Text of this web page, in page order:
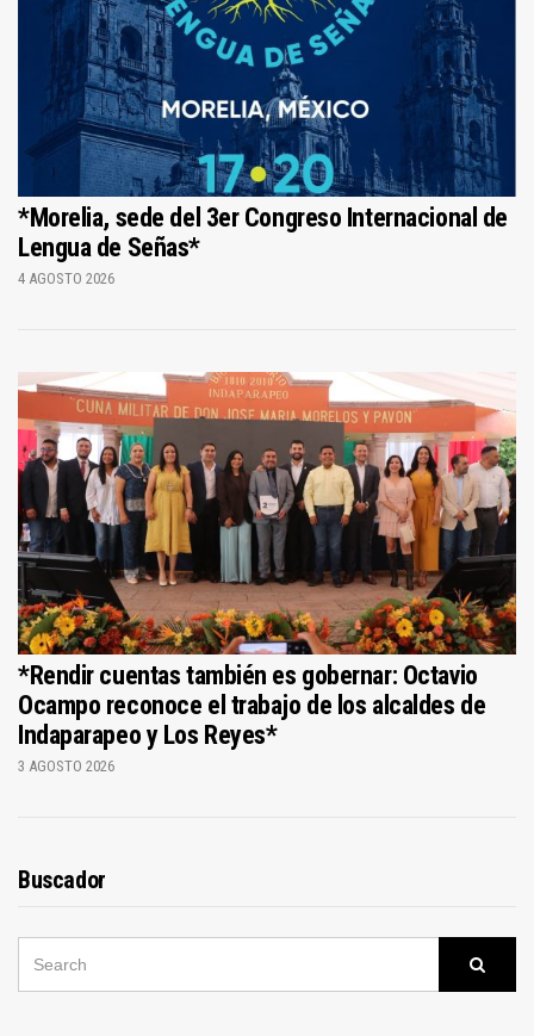
*Morelia, sede del 3er Congreso Internacional de
Lengua de Señas*
4 AGOSTO 2026
*Rendir cuentas también es gobernar: Octavio
Ocampo reconoce el trabajo de los alcaldes de
Indaparapeo y Los Reyes*
3 AGOSTO 2026
Buscador